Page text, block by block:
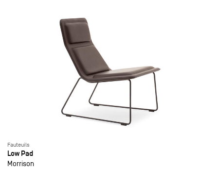
Fauteuils
Low Pad
Morrison